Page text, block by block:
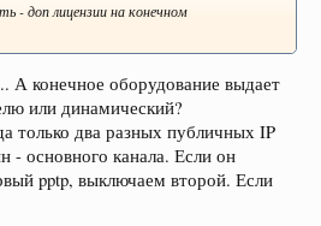
- доп лицензии на конечном
конечное оборудование выдает
или динамический?
только два разных публичных IP
- основного канала. Если он
pptp, выключаем второй. Если